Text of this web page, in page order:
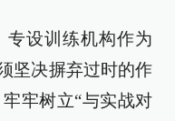
专设训练机构作为
坚决摒弃过时的作
牢树立“与实战对